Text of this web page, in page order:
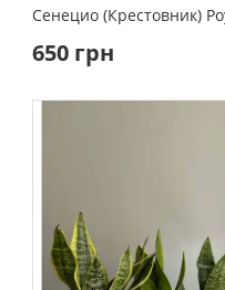
Сенецио (Крестовник)
650 грн